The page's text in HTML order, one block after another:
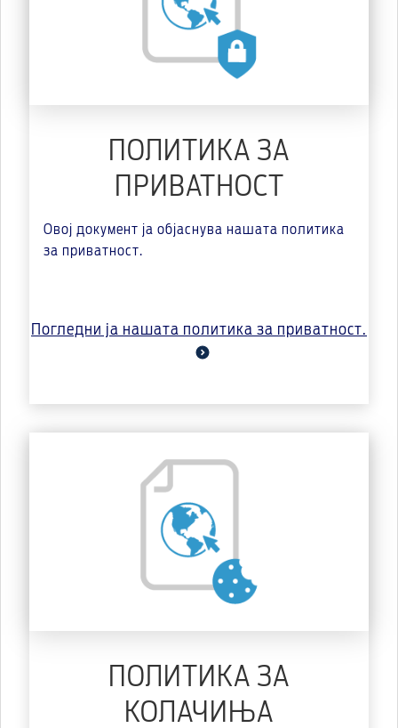
ПОЛИТИКА ЗА
ПРИВАТНОСТ
Овој документ ја објаснува нашата политика
за приватност.
Погледни ја нашата политика за приватност.
ПОЛИТИКА ЗА
КОЛАЧИЊА